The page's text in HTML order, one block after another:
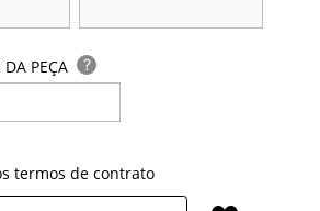
PEÇA ?
termos de contrato